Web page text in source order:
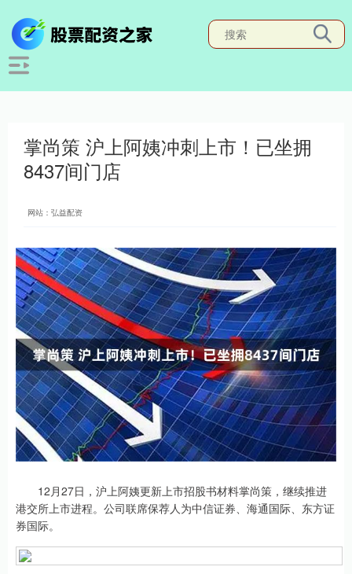
掌尚策 沪上阿姨冲刺上市！已坐拥
8437间门店
网站：弘益配资
12月27日，沪上阿姨更新上市招股书材料掌尚策，继续推进
港交所上市进程。公司联席保荐人为中信证券、海通国际、东方证
券国际。